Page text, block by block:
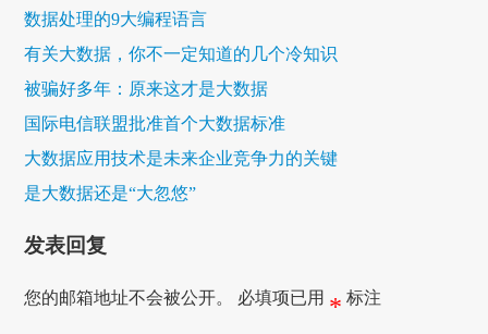
数据处理的9大编程语言
有关大数据，你不一定知道的几个冷知识
被骗好多年：原来这才是大数据
国际电信联盟批准首个大数据标准
大数据应用技术是未来企业竞争力的关键
是大数据还是“大忽悠”
发表回复
您的邮箱地址不会被公开。 必填项已用 * 标注